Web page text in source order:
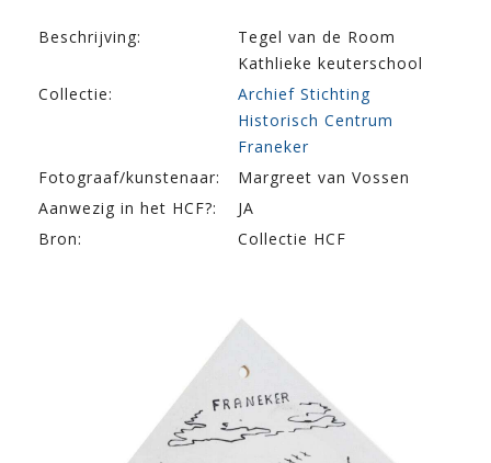
Beschrijving:
Tegel van de Room
Kathlieke keuterschool
Collectie:
Archief Stichting
Historisch Centrum
Franeker
Fotograaf/kunstenaar:
Margreet van Vossen
Aanwezig in het HCF?:
JA
Bron:
Collectie HCF